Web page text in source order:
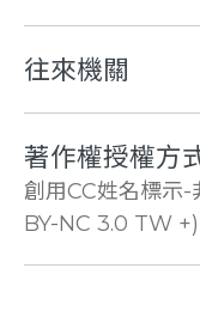
往來機關
著作權授權方
創用CC姓名標示-
BY-NC 3.0 TW +)